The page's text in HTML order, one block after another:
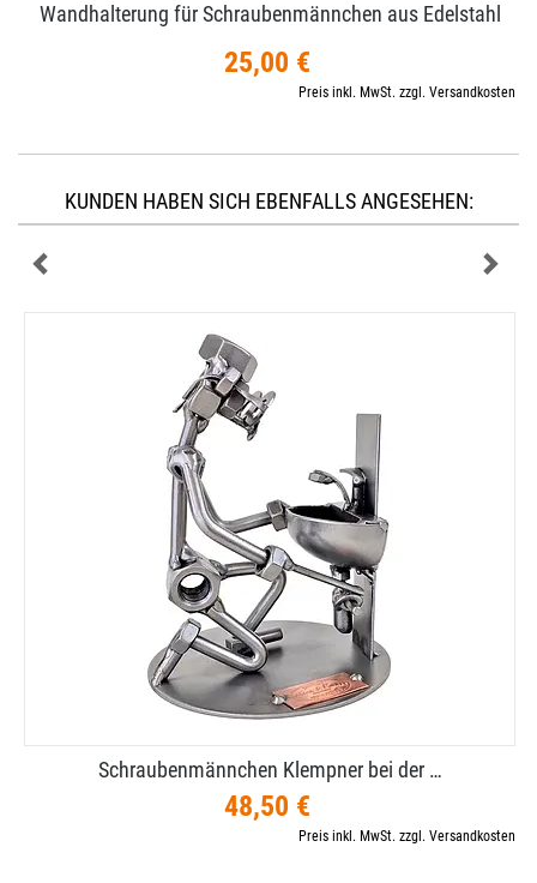
Wandhalterung für Schraubenmännchen aus Edelstahl
25,00 €
Preis inkl. MwSt. zzgl. Versandkosten
KUNDEN HABEN SICH EBENFALLS ANGESEHEN:
Schraubenmännchen Klempner bei der …
48,50 €
Preis inkl. MwSt. zzgl. Versandkosten